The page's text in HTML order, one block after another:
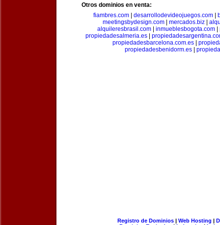
Otros dominios en venta:
fiambres.com| desarrollodevideojuegos.com|
meetingsbydesign.com| mercados.biz|
alquileresbrasil.com| inmueblesbogota.com|
propiedadesalmeria.es
propiedadesbarcelona.com.es|
propiedadesbenidorm.es|
Registro de Dominios| Web Hosting |